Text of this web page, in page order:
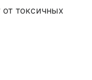
токсичных